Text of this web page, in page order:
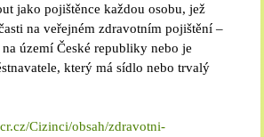
jako pojištěnce každou osobu, jež
na veřejném zdravotním pojištění –
území České republiky nebo je
který má sídlo nebo trvalý
Cizinci/obsah/zdravotni-